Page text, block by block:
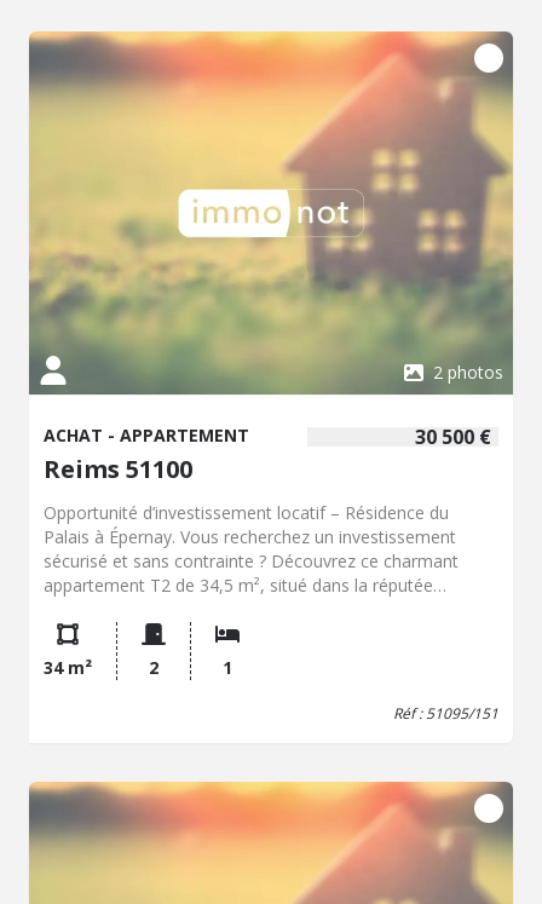
récente et moderne, de trois chambres, d'un grand
dressing (pouvant aisément faire office de quatrième
chambre), d'une salle de bain, et d'une salle d'eau. Un
garage privatif et une cave complètent ce bien.
L'appartement est en bon état, avec un parquet de
qualité et des prestations soignées. Un bien rare sur le
secteur, à découvrir sans tarder !
2 photos
30 500 €
ACHAT - APPARTEMENT
Reims 51100
Opportunité d’investissement locatif – Résidence du
Palais à Épernay. Vous recherchez un investissement
sécurisé et sans contrainte ? Découvrez ce charmant
appartement T2 de 34,5 m², situé dans la réputée
Superficie : 34,5 m² Agencement : entrée, cuisine, séjour
lumineux, chambre confortable, salle de bain et WC.
Résidence : calme, entretenue et idéalement située au
cœur d’Épernay, capitale du champagne. Atouts majeurs :
annuel fixe. Aucun risque de vacance locative : les loyers
sont assurés et convenus à l’avance. Gestion simplifiée :
vous percevez vos revenus sans avoir à vous soucier de
la gestion du locataire. Rentabilité brute de
l’investissement à plus de 6%. En résumé : Un placement
34 m² 2 1
Réf : 51095/151